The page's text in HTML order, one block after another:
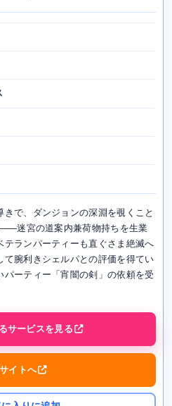
で、ダンジョンの深淵を覗くこと
迷宮の道案内兼荷物持ちを生業
テランパーティーも直ぐさま絶滅へ
て腕利きシェルパとの評価を得てい
ーティー「宵闇の剣」の依頼を受
サービスを見る
イトへ